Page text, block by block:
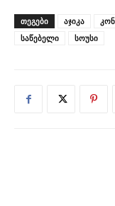
ᲗᲔᲒᲔᲑᲘ აჯიკა
საწებელი
სოუსი